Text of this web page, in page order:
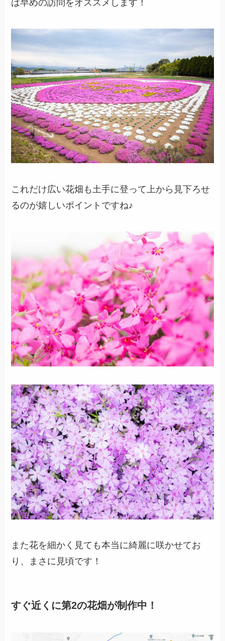
は早めの訪問をオススメします！
これだけ広い花畑も土手に登って上から見下ろせ
るのが嬉しいポイントですね♪
また花を細かく見ても本当に綺麗に咲かせてお
り、まさに見頃です！
すぐ近くに第2の花畑が制作中！